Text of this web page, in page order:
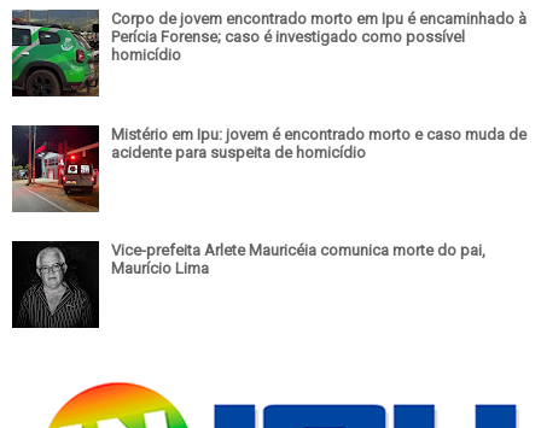
Corpo de jovem encontrado morto em Ipu é encaminhado à
Perícia Forense; caso é investigado como possível
homicídio
Mistério em Ipu: jovem é encontrado morto e caso muda de
acidente para suspeita de homicídio
Vice-prefeita Arlete Mauricéia comunica morte do pai,
Maurício Lima